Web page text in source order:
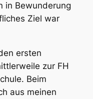
in Bewunderung
Ziel war
ersten
zur FH
Beim
aus meinen